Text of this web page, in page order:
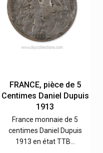
FRANCE, pièce de 5
Centimes Daniel Dupuis
1913
France monnaie de 5
centimes Daniel Dupuis
1913 en état TTB…